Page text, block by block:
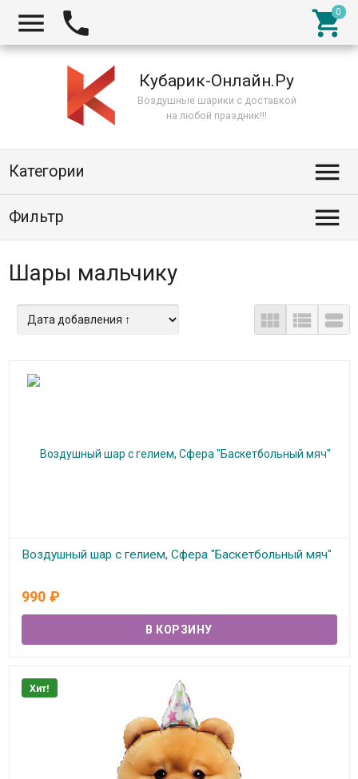
  
Кубарик-Онлайн.Ру
Воздушные шарики с доставкой
на любой праздник!!!
Категории 
Фильтр 
Шары мальчику
  
Воздушный шар с гелием, Сфера "Баскетбольный мяч"
990 ₽
Хит!